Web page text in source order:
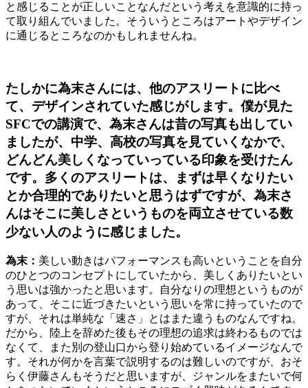
と感じることが正しいことなんだという考えを意識的に持っ
て取り組んでいました。そういうところはアートやデザイン
に通じるところなのかもしれませんね。
たしかに為末さんには、他のアスリートに比べ
て、デザインされていた感じがします。僕が見た
SFCでの講演で、為末さんは昔の写真も出してい
ましたが、中学、高校の写真を見ていくなかで、
どんどん美しくなっていっている印象を受けたん
です。多くのアスリートは、まずは早くなりたい
とか合理的でありたいと思うはずですが、為末さ
んはそこに美しさというものを両立させている数
少ない人のように感じました。
為末： 美しい動きはパフォーマンスも高いということを自分
のひとつのコンセプトにしていたから、美しくありたいとい
う思いは強かったと思います。自分なりの理想というものが
あって、そこに近づきたいという思いを常に持っていたので
すが、それは単純な「速さ」とはまた違うものなんですね。
だから、陸上を辞めた後もその理想の追求は終わるものでは
なくて、また別の登山口から登り始めているイメージなんで
す。それが何かを言葉で説明するのは難しいのですが、おそ
らく伊藤さんもそうだと思いますが、ジャンルをまたいで何